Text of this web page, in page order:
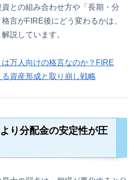
との組み合わせ方や「長期・分
言がFIRE後にどう変わるかは、
説しています。
万人向けの格言なのか？FIRE
資産形成と取り崩し戦略
り分配金の安定性が圧